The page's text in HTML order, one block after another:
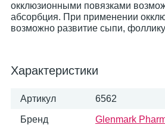
окклюзионными повязками
абсорбция. При применении
возможно развитие сыпи,
Характеристики
Артикул 6562
Бренд Glenmark